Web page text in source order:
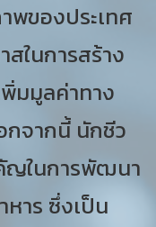
พของประเทศ
ในการสร้าง
มมูลค่าทาง
กจากนี้ นักชีว
ญในการพัฒนา
หาร ซึ่งเป็น